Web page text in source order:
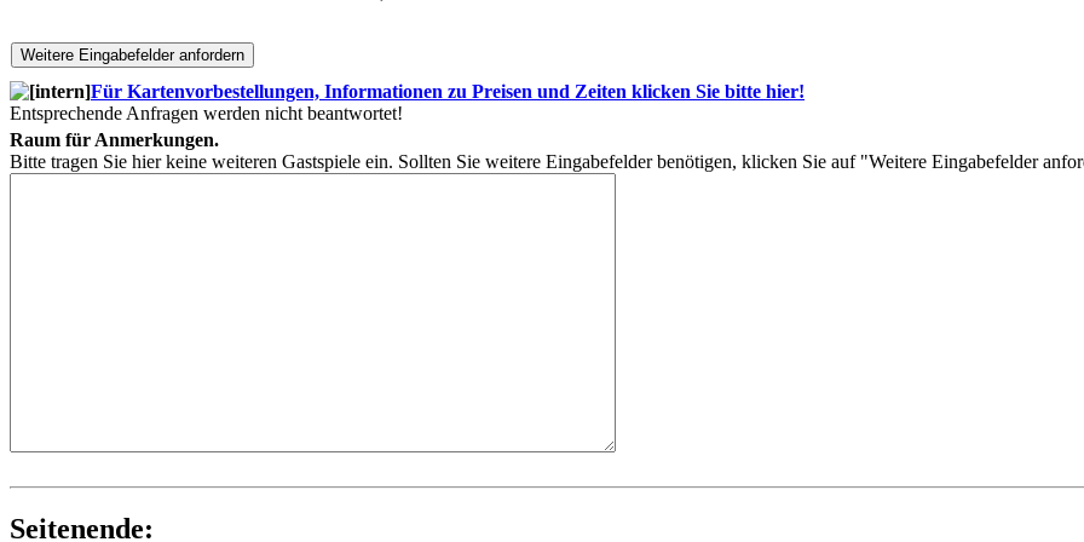
Für Kartenvorbestellungen, Informationen zu Preisen und Zeiten klicken Sie bitte hier!
Entsprechende Anfragen werden nicht beantwortet!
Raum für Anmerkungen.
Bitte tragen Sie hier keine weiteren Gastspiele ein. Sollten Sie weitere Eingabefelder benötigen, klicken Sie auf "Weitere Eingabefelder
Seitenende: